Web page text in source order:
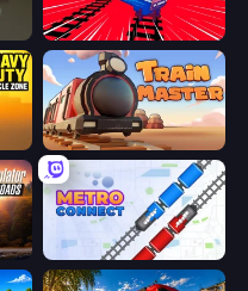
Train Drift
Train Master
Truck Simulator: European Roads Metro Connect